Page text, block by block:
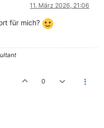
11. März 2026, 21:06
für mich?
0